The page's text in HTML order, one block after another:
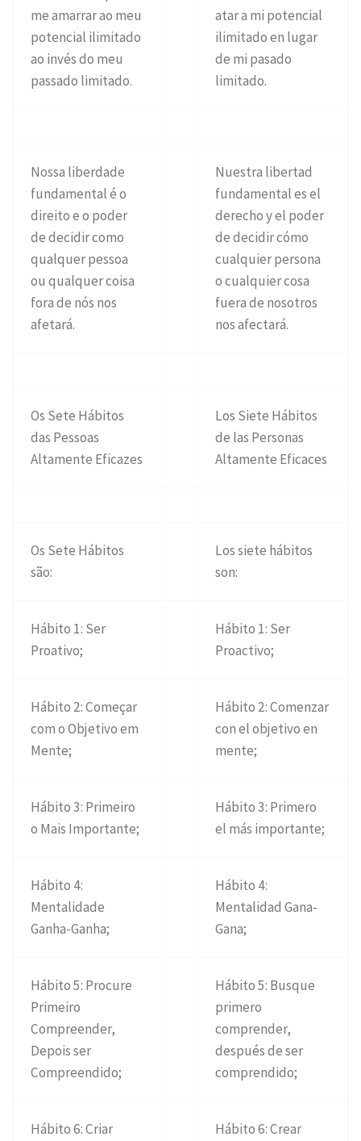
me amarrar ao meu
potencial ilimitado
ao invés do meu
passado limitado.
atar a mi potencial
ilimitado en lugar
de mi pasado
limitado.
Nossa liberdade
fundamental é o
direito e o poder
de decidir como
qualquer pessoa
ou qualquer coisa
fora de nós nos
afetará.
Nuestra libertad
fundamental es el
derecho y el poder
de decidir cómo
cualquier persona
o cualquier cosa
fuera de nosotros
nos afectará.
Os Sete Hábitos
das Pessoas
Altamente Eficazes
Los Siete Hábitos
de las Personas
Altamente Eficaces
Os Sete Hábitos
são:
Los siete hábitos
son:
Hábito 1: Ser
Proativo;
Hábito 1: Ser
Proactivo;
Hábito 2: Começar
com o Objetivo em
Mente;
Hábito 2: Comenzar
con el objetivo en
mente;
Hábito 3: Primeiro
o Mais Importante;
Hábito 3: Primero
el más importante;
Hábito 4:
Mentalidade
Ganha-Ganha;
Hábito 4:
Mentalidad Gana-
Gana;
Hábito 5: Procure
Primeiro
Compreender,
Depois ser
Compreendido;
Hábito 5: Busque
primero
comprender,
después de ser
comprendido;
Hábito 6: Criar
Hábito 6: Crear